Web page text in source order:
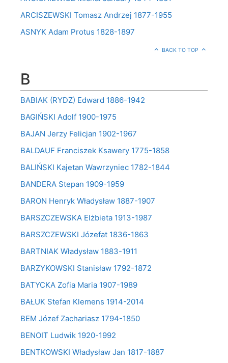
ARCISZEWSKI Tomasz Andrzej 1877-1955
ASNYK Adam Protus 1828-1897
BACK TO TOP
B
BABIAK (RYDZ) Edward 1886-1942
BAGIŃSKI Adolf 1900-1975
BAJAN Jerzy Felicjan 1902-1967
BALDAUF Franciszek Ksawery 1775-1858
BALIŃSKI Kajetan Wawrzyniec 1782-1844
BANDERA Stepan 1909-1959
BARON Henryk Władysław 1887-1907
BARSZCZEWSKA Elżbieta 1913-1987
BARSZCZEWSKI Józefat 1836-1863
BARTNIAK Władysław 1883-1911
BARZYKOWSKI Stanisław 1792-1872
BATYCKA Zofia Maria 1907-1989
BAŁUK Stefan Klemens 1914-2014
BEM Józef Zachariasz 1794-1850
BENOIT Ludwik 1920-1992
BENTKOWSKI Władysław Jan 1817-1887